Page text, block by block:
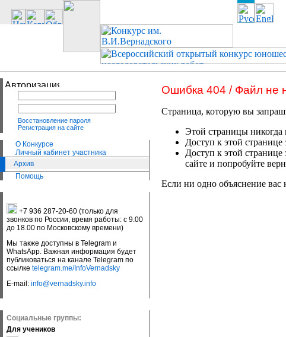
Восстановление пароля
Регистрация на сайте
О Конкурсе
Личный кабинет участника
Архив
Помощь
+7 936 287-20-60 (только для
звонков по России, время работы: с 9.00
до 18.00 по Московскому времени)
Мы также доступны в Telegram и
WhatsApp. Важная информация будет
публиковаться на канале Telegram по
ссылке telegram.me/InfoVernadsky
E-mail: info@vernadsky.info
Социальные группы:
Для учеников
Ошибка 404 / Файл не
Страница, которую вы
Этой страницы никогда
Доступ к этой странице
Доступ к этой странице
сайте и попробуйте
Если ни одно объяснение вас